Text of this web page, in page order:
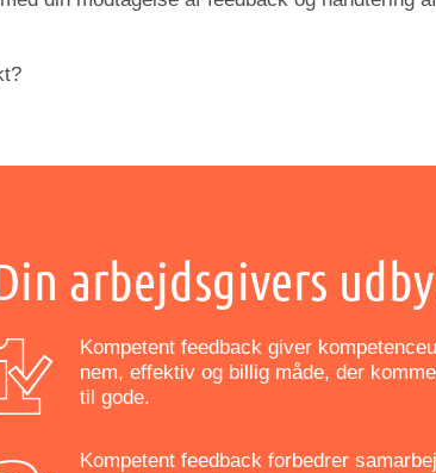
arbejdsgivers
Kompetent feedback giver
nem, effektiv og billig måde, der
til gode.
Kompetent feedback forbedrer